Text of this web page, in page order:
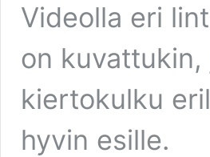
Videolla eri
on
kiertokulku
hyvin esille.